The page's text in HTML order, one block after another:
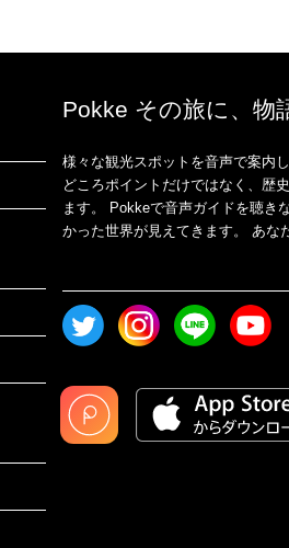
Pokke その旅に、物
様々な観光スポットを音声で案内
どころポイントだけではなく、歴
ます。 Pokkeで音声ガイドを聴き
かった世界が見えてきます。 あな